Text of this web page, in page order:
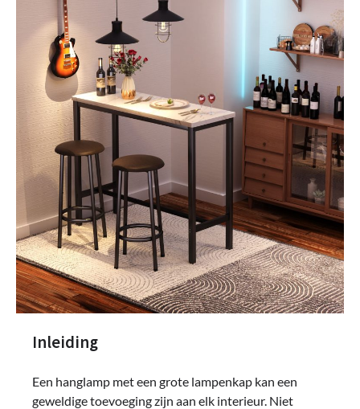
Inleiding
Een hanglamp met een grote lampenkap kan een
geweldige toevoeging zijn aan elk interieur. Niet